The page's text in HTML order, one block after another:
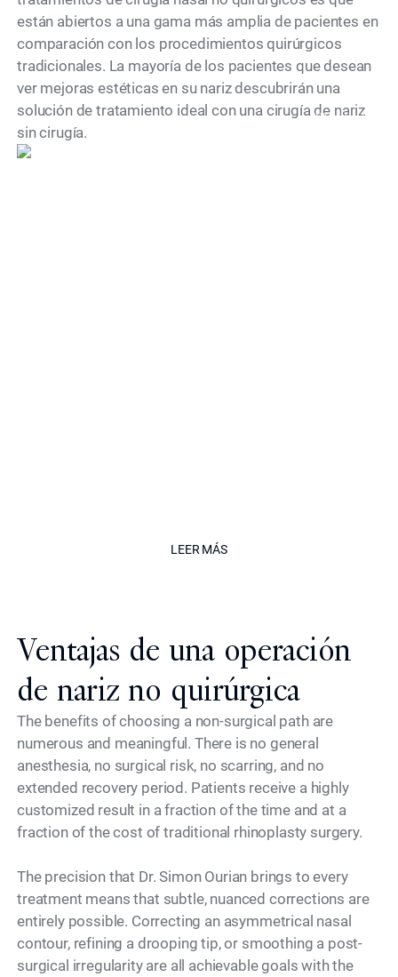
están abiertos a una gama más amplia de pacientes en
comparación con los procedimientos quirúrgicos
tradicionales. La mayoría de los pacientes que desean
ver mejoras estéticas en su nariz descubrirán una
solución de tratamiento ideal con una cirugía de nariz
sin cirugía.
modelo
LEER MÁS
Ventajas de una operación
de nariz no quirúrgica
The benefits of choosing a non-surgical path are
numerous and meaningful. There is no general
anesthesia, no surgical risk, no scarring, and no
extended recovery period. Patients receive a highly
customized result in a fraction of the time and at a
fraction of the cost of traditional rhinoplasty surgery.
The precision that Dr. Simon Ourian brings to every
treatment means that subtle, nuanced corrections are
entirely possible. Correcting an asymmetrical nasal
contour, refining a drooping tip, or smoothing a post-
surgical irregularity are all achievable goals with the